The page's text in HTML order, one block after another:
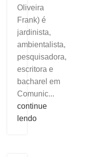
Oliveira
Frank) é
jardinista,
ambientalista,
pesquisadora,
escritora e
bacharel em
Comunic...
continue
lendo